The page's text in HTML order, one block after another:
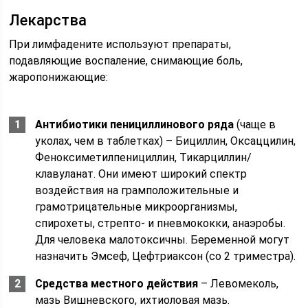
Лекарства
При лимфадените используют препараты,
подавляющие воспаление, снимающие боль,
жаропонижающие:
Антибиотики пенициллинового ряда (чаще в
уколах, чем в таблетках) – Бициллин, Оксаццилин,
Феноксиметилпенициллин, Тикарциллин/
клавуланат. Они имеют широкий спектр
воздействия на грамположительные и
грамотрицательные микроорганизмы,
спирохеты, стрепто- и пневмококки, анаэробы.
Для человека малотоксичны. Беременной могут
назначить Эмсеф, Цефтриаксон (со 2 триместра).
Средства местного действия – Левомеколь,
мазь Вишневского, ихтиоловая мазь.